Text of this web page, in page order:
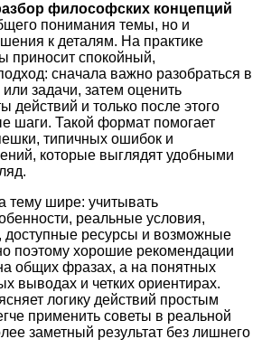
философских концепций
понимания темы, но и
к деталям. На практике
приносит спокойный,
сначала важно разобраться в
задачи, затем оценить
действий и только после этого
шаги. Такой формат помогает
типичных ошибок и
которые выглядят удобными
тему шире: учитывать
реальные условия,
доступные ресурсы и возможные
поэтому хорошие рекомендации
общих фразах, а на понятных
выводах и четких ориентирах.
логику действий простым
применить советы в реальной
заметный результат без лишнего